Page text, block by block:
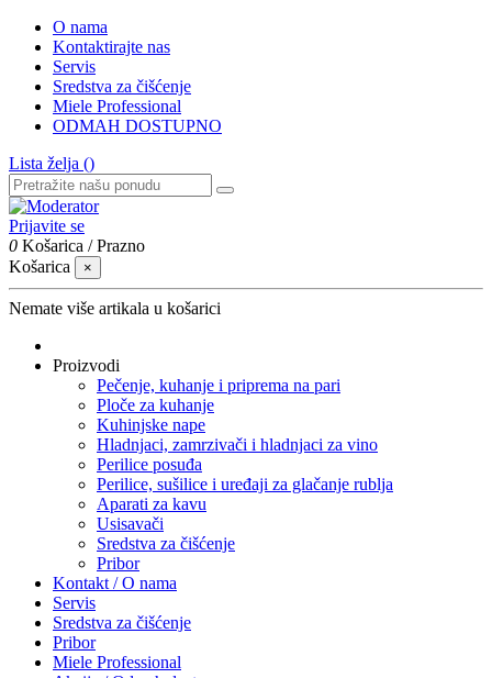
O nama
Kontaktirajte nas
Servis
Sredstva za čišćenje
Miele Professional
ODMAH DOSTUPNO
Lista želja ()
Prijavite se
0 Košarica /Prazno
Košarica
×
Nemate više artikala u košarici
Proizvodi
Pečenje, kuhanje i priprema na pari
Ploče za kuhanje
Kuhinjske nape
Hladnjaci, zamrzivači i hladnjaci za vino
Perilice posuđa
Perilice, sušilice i uređaji za glačanje rublja
Aparati za kavu
Usisavači
Sredstva za čišćenje
Pribor
Kontakt / O nama
Servis
Sredstva za čišćenje
Pribor
Miele Professional